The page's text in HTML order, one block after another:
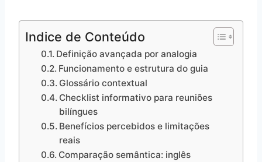
Indice de Conteúdo
Definição avançada por analogia
Funcionamento e estrutura do guia
Glossário contextual
Checklist informativo para reuniões
bilíngues
Benefícios percebidos e limitações
reais
Comparação semântica: inglês